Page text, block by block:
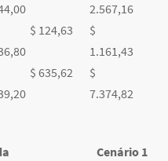
2.567,16
$ 124,63
$
1.161,43
$ 635,62
$
7.374,82
Cenário 1